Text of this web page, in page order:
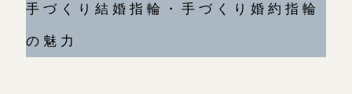
手づくり結婚指輪・手づくり婚約指輪
の魅力